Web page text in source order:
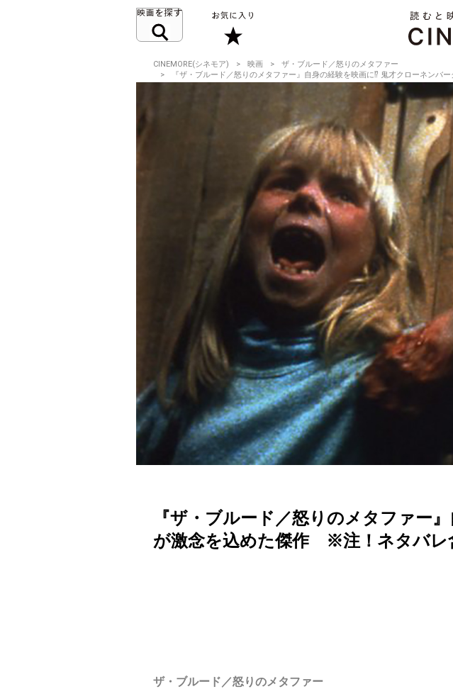
CINEMORE(シネモア) 映画
ザ・ブルード／怒りのメタファー
『ザ・ブルード／怒りのメタファー』自身の経験を映画に⁉︎ 鬼才クローネン
『ザ・ブルード／怒りのメタファー
が激念を込めた傑作 ※注！ネタバレ
ザ・ブルード／怒りのメタファー